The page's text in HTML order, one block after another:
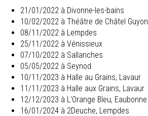
21/01/2022 à Divonne-les-bains
10/02/2022 à Théâtre de Châtel Guyon
08/11/2022 à Lempdes
25/11/2022 à Vénissieux
07/10/2022 à Sallanches
05/05/2022 à Seynod
10/11/2023 à Halle au Grains, Lavaur
11/11/2023 à Halle aux Grains, Lavaur
12/12/2023 à L'Orange Bleu, Eaubonne
16/01/2024 à 2Deuche, Lempdes